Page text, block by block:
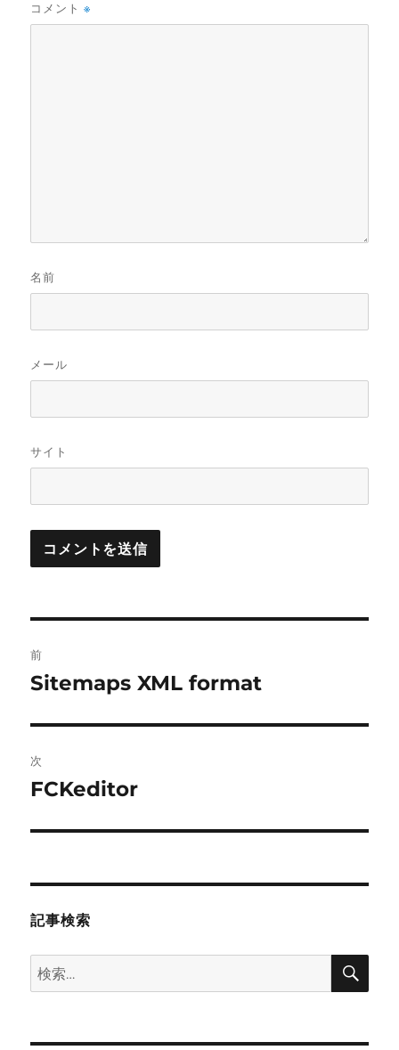
コメント※
名前
メール
サイト
稿
ビ
ゲ
ー
前
前
投
稿:
Sitemaps XML format
次
次
投
FCKeditor
記事検索
検
索:
検